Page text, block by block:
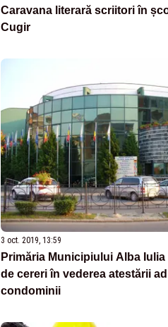
Caravana literară scriitori în
Cugir
3 oct. 2019, 13:59
Primăria Municipiului Alba
de cereri în vederea atestării
condominii